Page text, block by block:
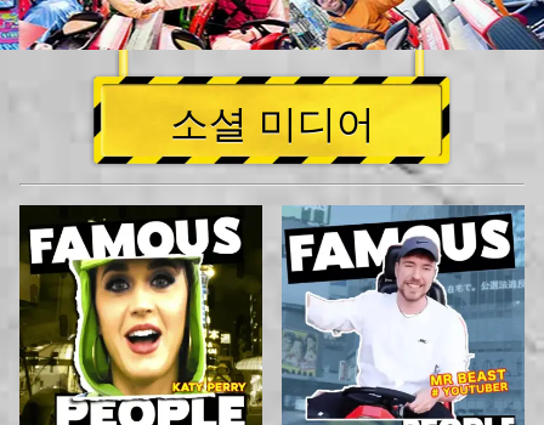
소셜 미디어